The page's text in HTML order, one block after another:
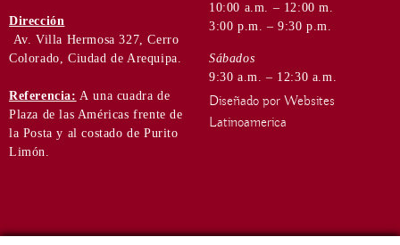
Dirección
Av. Villa Hermosa 327, Cerro
Colorado, Ciudad de Arequipa.
Referencia: A una cuadra de
Plaza de las Américas frente de
la Posta y al costado de Purito
Limón.
10:00 a.m. – 12:00 m.
3:00 p.m. – 9:30 p.m.
Sábados
9:30 a.m. – 12:30 a.m.
Diseñado por Websites
Latinoamerica